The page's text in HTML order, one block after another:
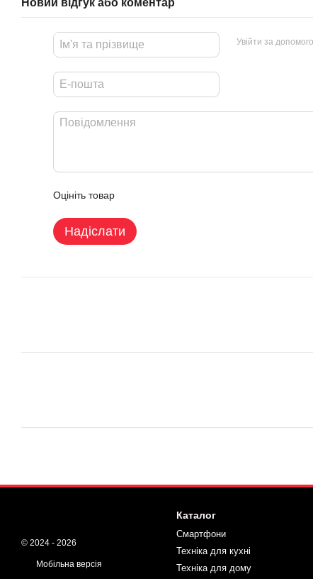
Увійти за
Оцініть товар
Надіслати
© 2024 - 2026
Мобільна версія
Каталог
Смартфони
Техніка для кухні
Техніка для дому